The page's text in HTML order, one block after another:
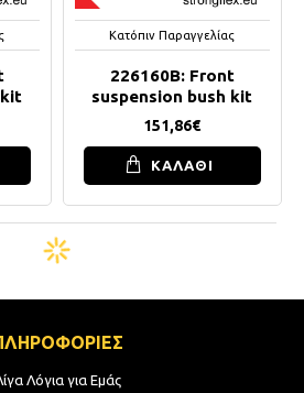
kit
Κατόπιν Παραγγελίας
226160B: Front
suspension bush kit
151,86€
ΚΑΛΑΘΙ
Λόγια για Εμάς